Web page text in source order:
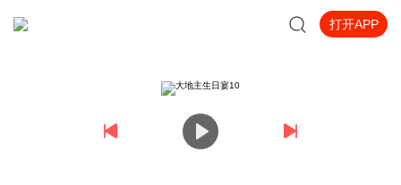
打开APP